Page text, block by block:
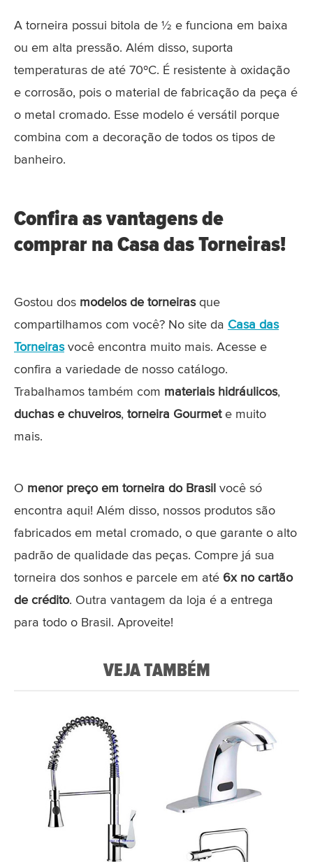
A torneira possui bitola de ½ e funciona em baixa
ou em alta pressão. Além disso, suporta
temperaturas de até 70ºC. É resistente à oxidação
e corrosão, pois o material de fabricação da peça é
o metal cromado. Esse modelo é versátil porque
combina com a decoração de todos os tipos de
banheiro.
Confira as vantagens de
comprar na Casa das Torneiras!
Gostou dos modelos de torneirasque
compartilhamos com você? No site da Casa das
Torneiras você encontra muito mais. Acesse e
confira a variedade de nosso catálogo.
Trabalhamos também com materiais hidráulicos,
duchas e chuveiros, torneira Gourmet e muito
mais.
O menor preço em torneira do Brasil você só
encontra aqui! Além disso, nossos produtos são
fabricados em metal cromado, o que garante o alto
padrão de qualidade das peças. Compre já sua
torneira dos sonhos e parcele em até 6x no cartão
de crédito. Outra vantagem da loja é a entrega
para todo o Brasil. Aproveite!
VEJA TAMBÉM